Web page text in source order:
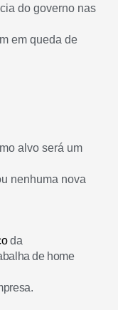
do governo nas
em queda de
alvo será um
nenhuma nova
da
de home